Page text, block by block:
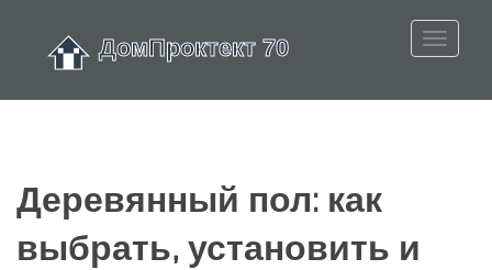
Деревянный пол: как
выбрать, установить и